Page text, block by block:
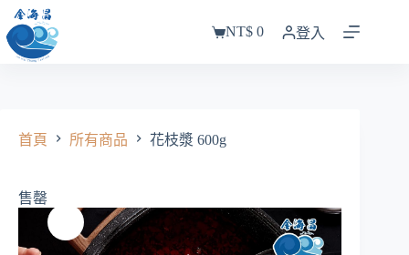
至
主
購
NT$ 0 登入
首頁 所有商品 花枝漿 600g
售罄